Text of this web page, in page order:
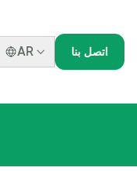
AR اتصل بنا